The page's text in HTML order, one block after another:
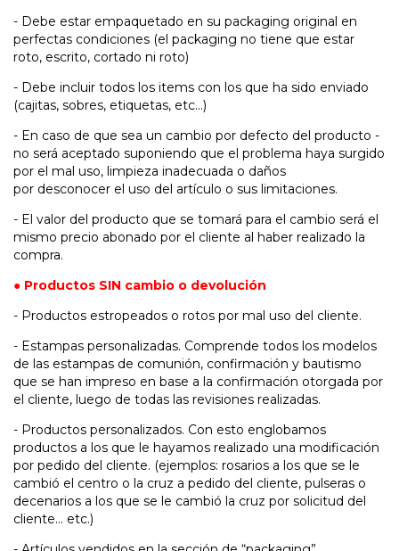
- Debe estar empaquetado en su packaging original en
perfectas condiciones (el packaging no tiene que estar
roto, escrito, cortado ni roto)
- Debe incluir todos los items con los que ha sido enviado
(cajitas, sobres, etiquetas, etc...)
- En caso de que sea un cambio por defecto del producto -
no será aceptado suponiendo que el problema haya surgido
por el mal uso, limpieza inadecuada o daños
por desconocer el uso del artículo o sus limitaciones.
- El valor del producto que se tomará para el cambio será el
mismo precio abonado por el cliente al haber realizado la
compra.
● Productos SIN cambio o devolución
- Productos estropeados o rotos por mal uso del cliente.
- Estampas personalizadas. Comprende todos los modelos
de las estampas de comunión, confirmación y bautismo
que se han impreso en base a la confirmación otorgada por
el cliente, luego de todas las revisiones realizadas.
- Productos personalizados. Con esto englobamos
productos a los que le hayamos realizado una modificación
por pedido del cliente. (ejemplos: rosarios a los que se le
cambió el centro o la cruz a pedido del cliente, pulseras o
decenarios a los que se le cambió la cruz por solicitud del
cliente... etc.)